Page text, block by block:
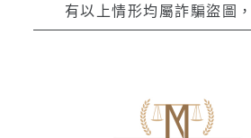
有以上情形均屬詐騙盜圖